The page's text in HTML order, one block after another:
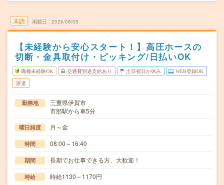
未読 掲載日 2026/08/05
【未経験から安心スタート！】高圧ホースの
切断・金具取付け・ピッキング/日払いOK
職種未経験OK 交通費別途支給あり 土日祝日が休み WEB登録OK
派遣
勤務地
三重県伊賀市
市部駅から車5分
曜日頻度 月～金
時間 08:00～16:40
期間 長期でお仕事できる方、大歓迎！
時給 時給1130～1170円